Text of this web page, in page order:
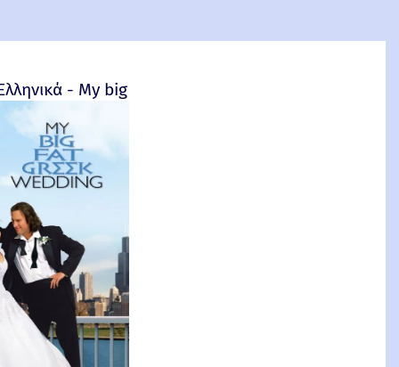
- My big fat Greek wedding - 2002